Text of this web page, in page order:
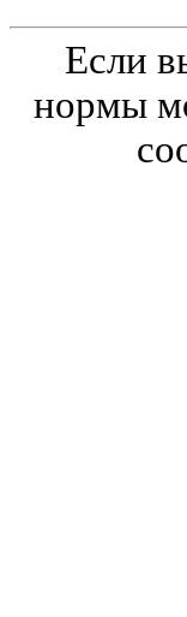
Если
нормы